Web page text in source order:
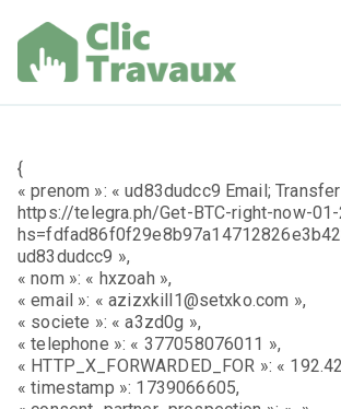
contenu
{
« prenom »: « ud83dudcc9 Email;
https://telegra.ph/Get-BTC-right-now-
ud83dudcc9 »,
« nom »: « hxzoah »,
« email »: « azizxkill1@setxko.com »,
« societe »: « a3zd0g »,
« telephone »: « 377058076011 »,
« HTTP_X_FORWARDED_FOR »: «
« timestamp »: 1739066605,